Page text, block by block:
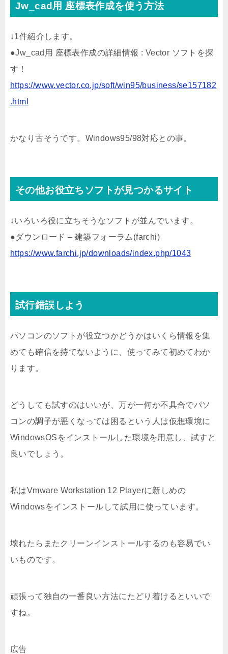
Jw_cad用 座標表作成を使う方法
↓1件紹介します。
●Jw_cad用 座標表作成の詳細情報 : Vector ソフトを探
す！
https://www.vector.co.jp/soft/win95/business/se157182
.html
かなり古そうです。Windows95/98対応との事。
その他お役立ちソフトが見つかるサイト
↓いろいろ役に立ちそうなソフトが並んでいます。
●ダウンロード – 建築フォーラム(farchi)
https://www.farchi.jp/downloads/index.php/1043
試行錯誤しよう
パソコンのソフトが役立つかどうかはいくら情報を集
めても確信を持てないように、使ってみて初めてわか
ります。
どうしても試すのはいいが、万が一何か不具合でパソ
コンの調子が悪くなっては困るという人は仮想環境に
WindowsOSをインストールした環境を用意し、試すと
良いでしょう。
私はVmware Workstation 12 Playerに新しめの
Windowsをインストールして試用に使っています。
壊れたらまたクリーンインストールするのも容易でい
いものです。
頑張って独自の一番良い方法にたどり着けるといいで
すね。
広告